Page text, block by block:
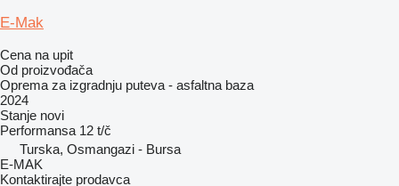
E-Mak
Cena na upit
Od proizvođača
Oprema za izgradnju puteva - asfaltna baza
2024
Stanje novi
Performansa 12 t/č
Turska, Osmangazi - Bursa
E-MAK
Kontaktirajte prodavca